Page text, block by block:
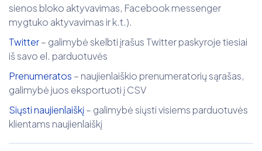
sienos bloko aktyvavimas, Facebook messenger
mygtuko aktyvavimas ir k.t.).
Twitter– galimybė skelbti įrašus Twitter paskyroje tiesiai
iš savo el. parduotuvės
Prenumeratos – naujienlaiškio prenumeratorių sąrašas,
galimybė juos eksportuoti į CSV
Siųsti naujienlaiškį– galimybė siųsti visiems parduotuvės
klientams naujienlaiškį